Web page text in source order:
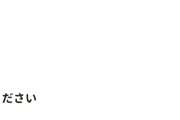
さい